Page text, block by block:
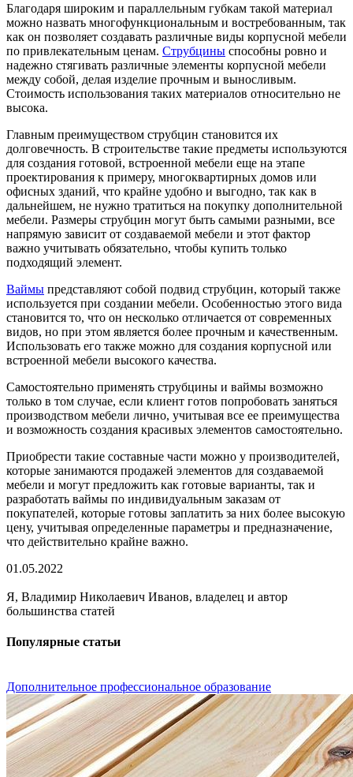
Благодаря широким и параллельным губкам такой материал
можно назвать многофункциональным и востребованным, так
как он позволяет создавать различные виды корпусной мебели
по привлекательным ценам. Струбцины способны ровно и
надежно стягивать различные элементы корпусной мебели
между собой, делая изделие прочным и выносливым.
Стоимость использования таких материалов относительно не
высока.
Главным преимуществом струбцин становится их
долговечность. В строительстве такие предметы используются
для создания готовой, встроенной мебели еще на этапе
проектирования к примеру, многоквартирных домов или
офисных зданий, что крайне удобно и выгодно, так как в
дальнейшем, не нужно тратиться на покупку дополнительной
мебели. Размеры струбцин могут быть самыми разными, все
напрямую зависит от создаваемой мебели и этот фактор
важно учитывать обязательно, чтобы купить только
подходящий элемент.
Ваймы представляют собой подвид струбцин, который также
используется при создании мебели. Особенностью этого вида
становится то, что он несколько отличается от современных
видов, но при этом является более прочным и качественным.
Использовать его также можно для создания корпусной или
встроенной мебели высокого качества.
Самостоятельно применять струбцины и ваймы возможно
только в том случае, если клиент готов попробовать заняться
производством мебели лично, учитывая все ее преимущества
и возможность создания красивых элементов самостоятельно.
Приобрести такие составные части можно у производителей,
которые занимаются продажей элементов для создаваемой
мебели и могут предложить как готовые варианты, так и
разработать ваймы по индивидуальным заказам от
покупателей, которые готовы заплатить за них более высокую
цену, учитывая определенные параметры и предназначение,
что действительно крайне важно.
01.05.2022
Я, Владимир Николаевич Иванов, владелец и автор
большинства статей
Популярные статьи
Дополнительное профессиональное образование